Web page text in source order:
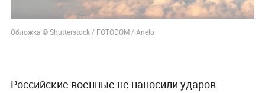
Обложка © Shutterstock / FOTODOM / Anelo
Российские военные не наносили ударов